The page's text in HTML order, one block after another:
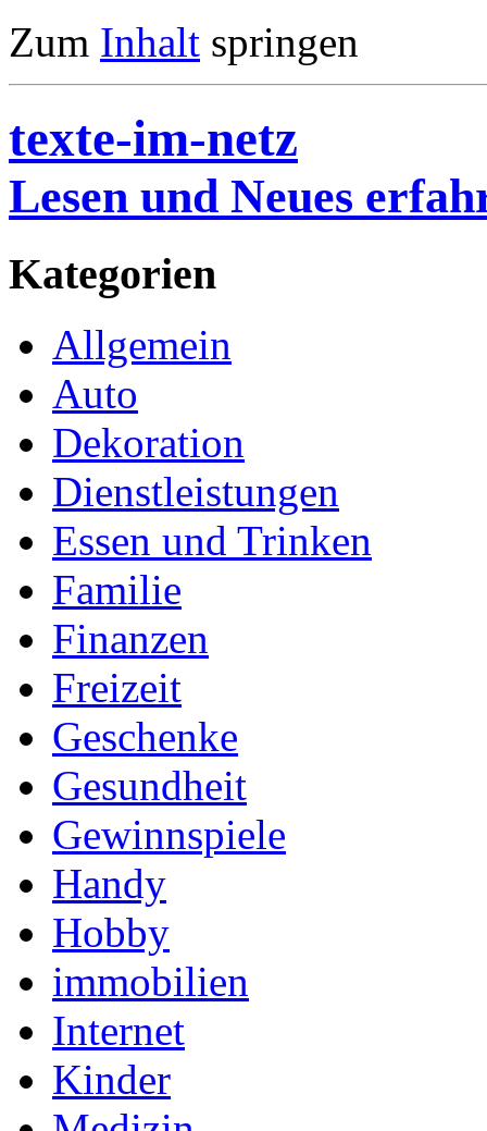
Zum Inhalt springen
texte-im-netz
Lesen und Neues
Kategorien
Allgemein
Auto
Dekoration
Dienstleistungen
Essen und Trinken
Familie
Finanzen
Freizeit
Geschenke
Gesundheit
Gewinnspiele
Handy
Hobby
immobilien
Internet
Kinder